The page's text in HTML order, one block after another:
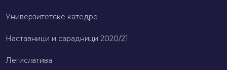
Универзитетске катедре
Наставници и сарадници 2020/21
Легислатива